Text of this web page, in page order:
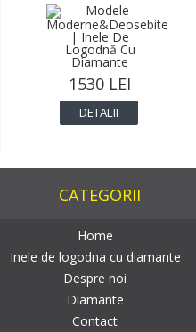
1530 LEI
DETALII
CATEGORII
Home
Inele de logodna cu diamante
Despre noi
Diamante
Contact